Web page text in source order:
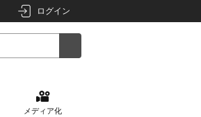
ログイン
メディア化